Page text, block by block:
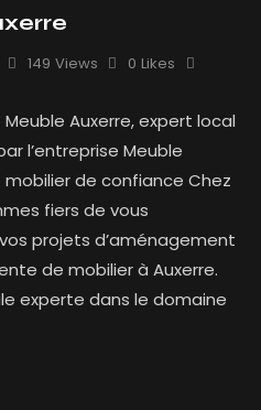
149 Views 0 Likes
Auxerre, expert local
l’entreprise Meuble
de confiance Chez
fiers de vous
projets d’aménagement
de mobilier à Auxerre.
experte dans le domaine